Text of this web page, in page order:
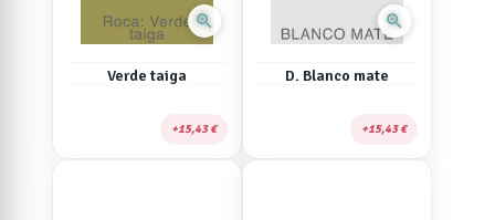
zoom_in
Verde taiga
15,43 €
zoom_in
D. Blanco mate
15,43 €